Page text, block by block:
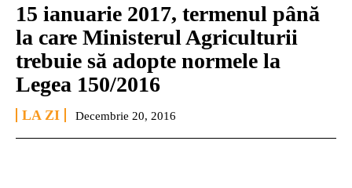
15 ianuarie 2017, termenul până
la care Ministerul Agriculturii
trebuie să adopte normele la
Legea 150/2016
LA ZI Decembrie 20, 2016